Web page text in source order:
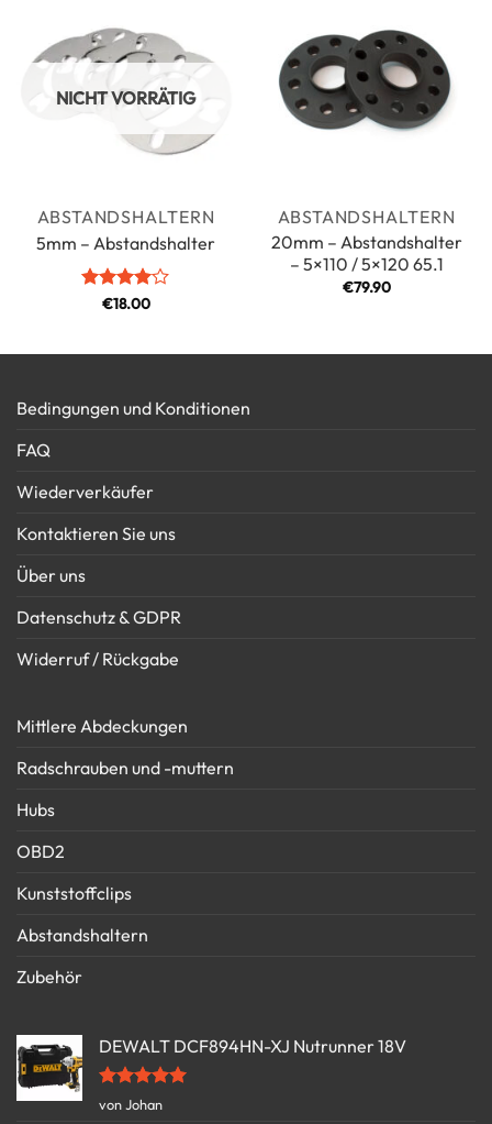
NICHT VORRÄTIG
ABSTANDSHALTERN
5mm – Abstandshalter
Bewertet
€18.00
ABSTANDSHALTERN
20mm – Abstandshalter
– 5×110 / 5×120 65.1
€79.90
Bedingungen und Konditionen
FAQ
Wiederverkäufer
Kontaktieren Sie uns
Über uns
Datenschutz & GDPR
Widerruf / Rückgabe
Mittlere Abdeckungen
Radschrauben und -muttern
Hubs
OBD2
Kunststoffclips
Abstandshaltern
Zubehör
DEWALT DCF894HN-XJ Nutrunner 18V
Bewertet
von Johan